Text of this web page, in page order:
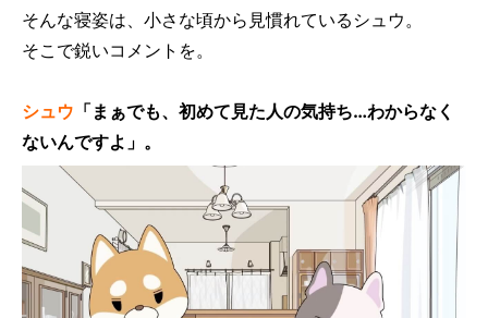
そんな寝姿は、小さな頃から見慣れているシュウ。
そこで鋭いコメントを。
シュウ 「まぁでも、初めて見た人の気持ち…わからなく
ないんですよ」。